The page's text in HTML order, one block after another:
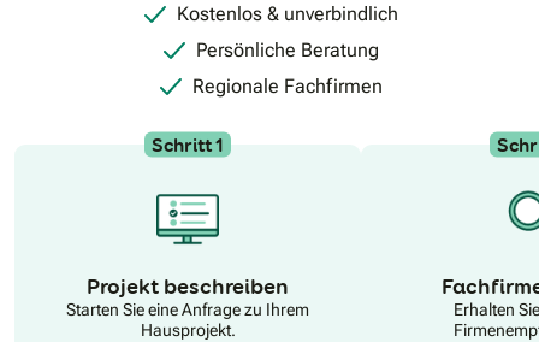
Kostenlos & unverbindlich
Persönliche Beratung
Regionale Fachfirmen
Schritt 1
Projekt beschreiben
Starten Sie eine Anfrage zu Ihrem
Hausprojekt.
Erhalten